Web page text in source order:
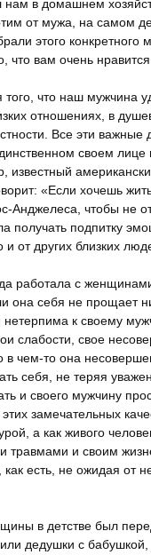
нам в домашнем
от мужа, на самом
этого конкретного
что вам очень
что наш мужчина
отношениях, в
Все эти важные
своем лице
известный
«Если хочешь
Анджелеса, чтобы не
получать подпитку
и от других близких
работала с
она себя не прощает
нетерпима к своему
слабости, свое
в чем-то она
себя, не теряя
и своего мужчину
замечательных
а как живого
травмами и своим
есть, не ожидая от
в детстве был
дедушки с